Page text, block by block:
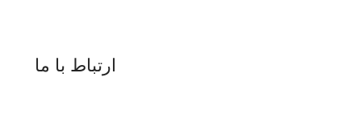
ارتباط با ما